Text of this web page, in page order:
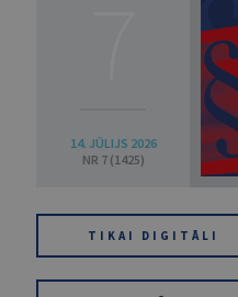
14. JŪLIJS 2026
NR 7 (1425)
TIKAI DIGITĀLI